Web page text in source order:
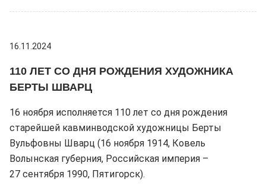
16.11.2024
110 ЛЕТ СО ДНЯ РОЖДЕНИЯ ХУДОЖНИКА
БЕРТЫ ШВАРЦ
16 ноября исполняется 110 лет со дня рождения
старейшей кавминводской художницы Берты
Вульфовны Шварц (16 ноября 1914, Ковель
Волынская губерния, Российская империя –
27 сентября 1990, Пятигорск).